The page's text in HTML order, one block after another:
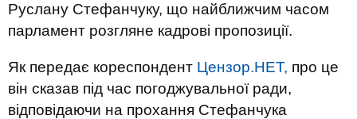
Руслану Стефанчуку, що найближчим часом
парламент розгляне кадрові пропозиції.
Як передає кореспондент Цензор.НЕТ, про це
він сказав під час погоджувальної ради,
відповідаючи на прохання Стефанчука